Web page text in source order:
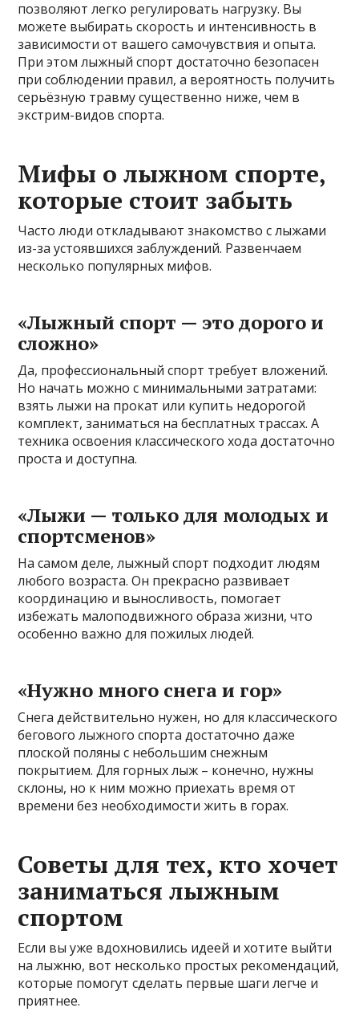
позволяют легко регулировать нагрузку. Вы
можете выбирать скорость и интенсивность в
зависимости от вашего самочувствия и опыта.
При этом лыжный спорт достаточно безопасен
при соблюдении правил, а вероятность получить
серьёзную травму существенно ниже, чем в
экстрим-видов спорта.
Мифы о лыжном спорте,
которые стоит забыть
Часто люди откладывают знакомство с лыжами
из-за устоявшихся заблуждений. Развенчаем
несколько популярных мифов.
«Лыжный спорт — это дорого и
сложно»
Да, профессиональный спорт требует вложений.
Но начать можно с минимальными затратами:
взять лыжи на прокат или купить недорогой
комплект, заниматься на бесплатных трассах. А
техника освоения классического хода достаточно
проста и доступна.
«Лыжи — только для молодых и
спортсменов»
На самом деле, лыжный спорт подходит людям
любого возраста. Он прекрасно развивает
координацию и выносливость, помогает
избежать малоподвижного образа жизни, что
особенно важно для пожилых людей.
«Нужно много снега и гор»
Снега действительно нужен, но для классического
бегового лыжного спорта достаточно даже
плоской поляны с небольшим снежным
покрытием. Для горных лыж – конечно, нужны
склоны, но к ним можно приехать время от
времени без необходимости жить в горах.
Советы для тех, кто хочет
заниматься лыжным
спортом
Если вы уже вдохновились идеей и хотите выйти
на лыжню, вот несколько простых рекомендаций,
которые помогут сделать первые шаги легче и
приятнее.